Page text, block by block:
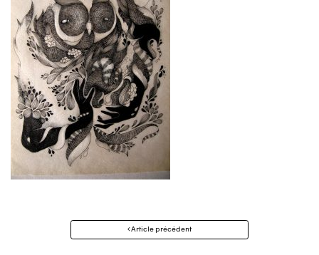
Navigation
Article précédent